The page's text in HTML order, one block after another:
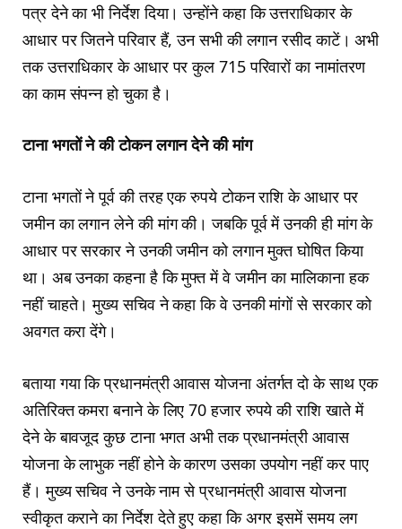
पत्र देने का भी निर्देश दिया। उन्होंने कहा कि उत्तराधिकार के
आधार पर जितने परिवार हैं, उन सभी की लगान रसीद काटें। अभी
तक उत्तराधिकार के आधार पर कुल 715 परिवारों का नामांतरण
का काम संपन्न हो चुका है।
टाना भगतों ने की टोकन लगान देने की मांग
टाना भगतों ने पूर्व की तरह एक रुपये टोकन राशि के आधार पर
जमीन का लगान लेने की मांग की। जबकि पूर्व में उनकी ही मांग के
आधार पर सरकार ने उनकी जमीन को लगान मुक्त घोषित किया
था। अब उनका कहना है कि मुफ्त में वे जमीन का मालिकाना हक
नहीं चाहते। मुख्य सचिव ने कहा कि वे उनकी मांगों से सरकार को
अवगत करा देंगे।
बताया गया कि प्रधानमंत्री आवास योजना अंतर्गत दो के साथ एक
अतिरिक्त कमरा बनाने के लिए 70 हजार रुपये की राशि खाते में
देने के बावजूद कुछ टाना भगत अभी तक प्रधानमंत्री आवास
योजना के लाभुक नहीं होने के कारण उसका उपयोग नहीं कर पाए
हैं। मुख्य सचिव ने उनके नाम से प्रधानमंत्री आवास योजना
स्वीकृत कराने का निर्देश देते हुए कहा कि अगर इसमें समय लग